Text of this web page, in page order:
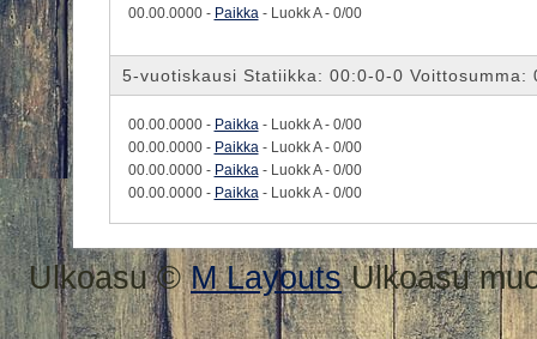
00.00.0000 - Paikka - Luokk A - 0/00
5-vuotiskausi Statiikka: 00:0-0-0 Voittosumma:
00.00.0000 - Paikka - Luokk A - 0/00
00.00.0000 - Paikka - Luokk A - 0/00
00.00.0000 - Paikka - Luokk A - 0/00
00.00.0000 - Paikka - Luokk A - 0/00
Ulkoasu ©M LayoutsUlkoasu